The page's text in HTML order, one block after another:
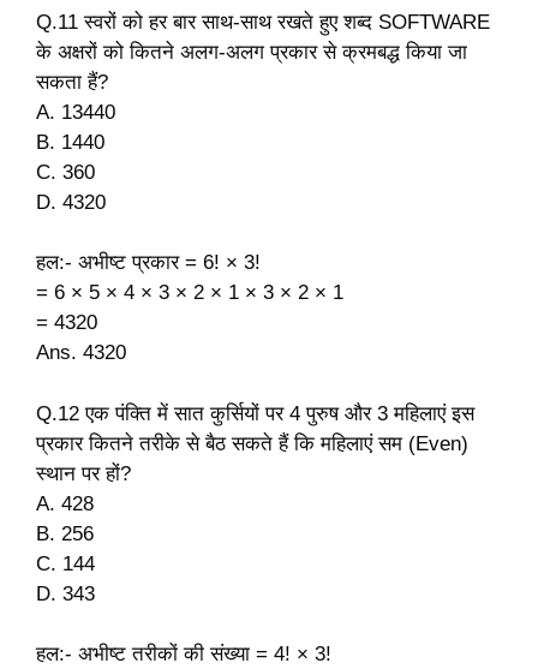
Q.11 स्वरों को हर बार साथ-साथ रखते हुए शब्द SOFTWARE
के अक्षरों को कितने अलग-अलग प्रकार से क्रमबद्ध किया जा
सकता हैं?
A. 13440
B. 1440
C. 360
D. 4320
हल:- अभीष्ट प्रकार = 6! × 3!
= 6 × 5 × 4 × 3 × 2 × 1 × 3 × 2 × 1
= 4320
Ans. 4320
Q.12 एक पंक्ति में सात कुर्सियों पर 4 पुरुष और 3 महिलाएं इस
प्रकार कितने तरीके से बैठ सकते हैं कि महिलाएं सम (Even)
स्थान पर हों?
A. 428
B. 256
C. 144
D. 343
हल:- अभीष्ट तरीकों की संख्या = 4! × 3!